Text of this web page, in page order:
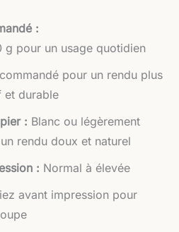
:
g pour un usage quotidien
pour un rendu plus
et durable
: Blanc ou légèrement
rendu doux et naturel
: Normal à élevée
avant impression pour